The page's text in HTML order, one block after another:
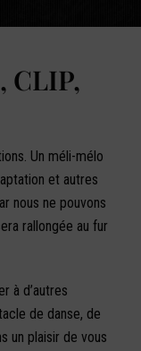
CLIP,
Un méli-mélo
et autres
nous ne pouvons
rallongée au fur
à d’autres
de danse, de
un plaisir de vous